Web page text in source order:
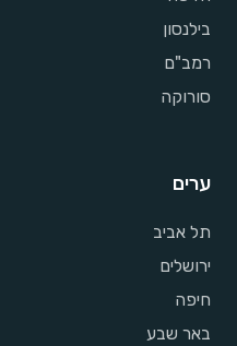
בילנסון
רמב"ם
סורוקה
ערים
תל אביב
ירושלים
חיפה
באר שבע